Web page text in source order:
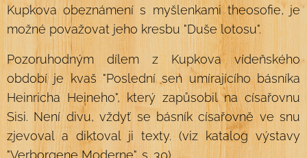
Kupkova obeznámení s myšlenkami theosofie, je
možné považovat jeho kresbu "Duše lotosu".
Pozoruhodným dílem z Kupkova vídeňského
období je kvaš "Poslední sen umírajícího básníka
Heinricha Heineho", který zapůsobil na císařovnu
Sisi. Není divu, vždyť se básník císařovně ve snu
zjevoval a diktoval ji texty. (viz katalog výstavy
"Verborgene Moderne", s. 30)